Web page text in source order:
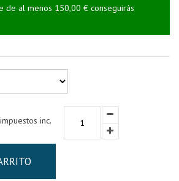
de al menos 150,00 € conseguirás
impuestos inc.